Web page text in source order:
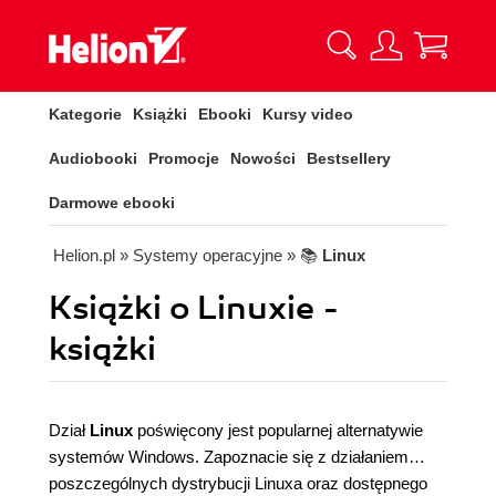
Kategorie Książki Ebooki Kursy video
Audiobooki Promocje Nowości Bestsellery
Darmowe ebooki
Helion.pl » Systemy operacyjne » 📚 Linux
Książki o Linuxie -
książki
Dział Linux poświęcony jest popularnej alternatywie
systemów Windows. Zapoznacie się z działaniem
poszczególnych dystrybucji Linuxa oraz dostępnego